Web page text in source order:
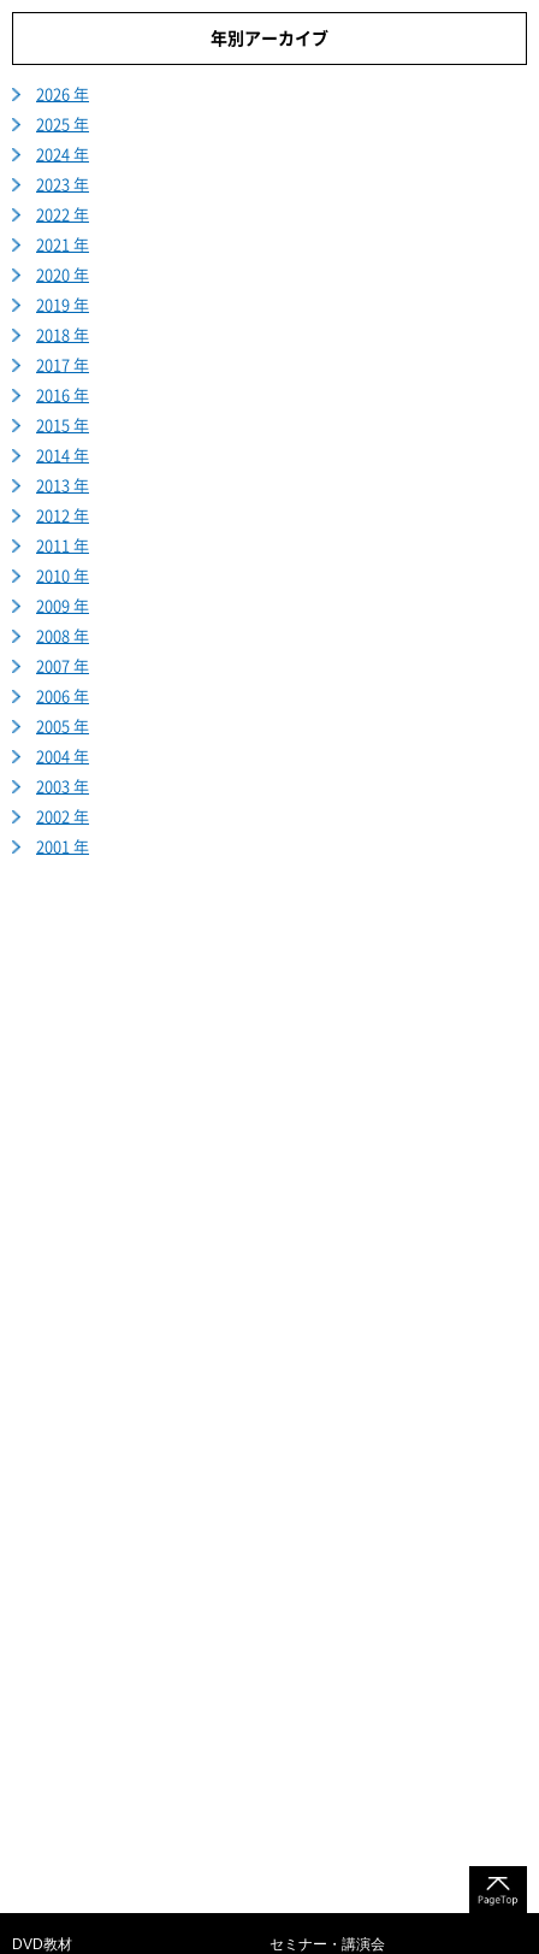
年別アーカイブ
2026 年
2025 年
2024 年
2023 年
2022 年
2021 年
2020 年
2019 年
2018 年
2017 年
2016 年
2015 年
2014 年
2013 年
2012 年
2011 年
2010 年
2009 年
2008 年
2007 年
2006 年
2005 年
2004 年
2003 年
2002 年
2001 年
DVD教材 セミナー・講演会